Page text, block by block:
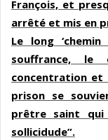
François, et
arrêté et mis en
Le long
souffrance, le
concentration et
prison se
prêtre saint
sollicidude”.